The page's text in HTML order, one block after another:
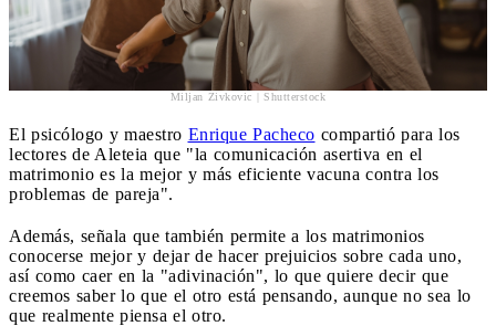
Miljan Zivkovic | Shutterstock
El psicólogo y maestro Enrique Pacheco compartió para los
lectores de Aleteia que "la comunicación asertiva en el
matrimonio es la mejor y más eficiente vacuna contra los
problemas de pareja".
Además, señala que también permite a los matrimonios
conocerse mejor y dejar de hacer prejuicios sobre cada uno,
así como caer en la "adivinación", lo que quiere decir que
creemos saber lo que el otro está pensando, aunque no sea lo
que realmente piensa el otro.